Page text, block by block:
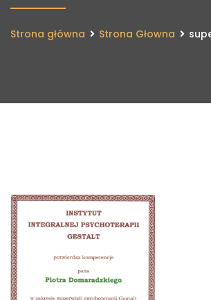
Strona główna Strona Głowna